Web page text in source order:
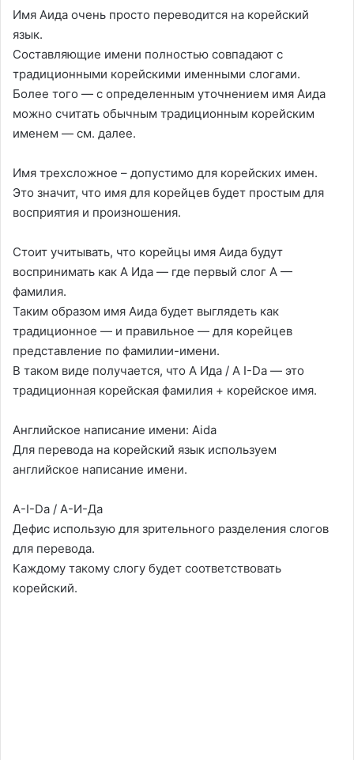
Имя Аида очень просто переводится на корейский
язык.
Составляющие имени полностью совпадают с
традиционными корейскими именными слогами.
Более того — с определенным уточнением имя Аида
можно считать обычным традиционным корейским
именем — см. далее.
Имя трехсложное – допустимо для корейских имен.
Это значит, что имя для корейцев будет простым для
восприятия и произношения.
Стоит учитывать, что корейцы имя Аида будут
воспринимать как А Ида — где первый слог А —
фамилия.
Таким образом имя Аида будет выглядеть как
традиционное — и правильное — для корейцев
представление по фамилии-имени.
В таком виде получается, что А Ида / A I-Da — это
традиционная корейская фамилия + корейское имя.
Английское написание имени: Aida
Для перевода на корейский язык используем
английское написание имени.
A-I-Da / А-И-Да
Дефис использую для зрительного разделения слогов
для перевода.
Каждому такому слогу будет соответствовать
корейский.